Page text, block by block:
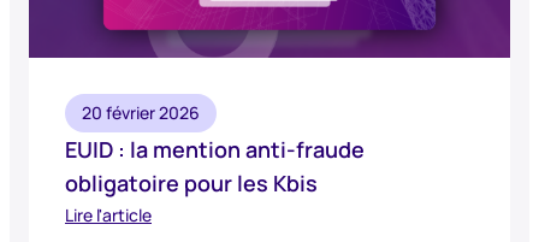
20 février 2026
EUID : la mention anti-fraude
obligatoire pour les Kbis
Lire l'article